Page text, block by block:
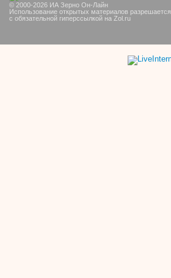
© 2000-2026 ИА Зерно Он-Лайн
Использование открытых материалов разрешается
с обязательной гиперссылкой на Zol.ru